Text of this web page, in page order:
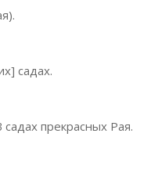
садах.
прекрасных Рая.